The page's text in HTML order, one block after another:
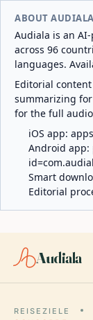
ABOUT AUDIALA
Audiala is an
across 96
languages.
Editorial
summarizing
for the full
iOS app:
Android app:
Smart
Editorial
Audiala
REISEZIELE